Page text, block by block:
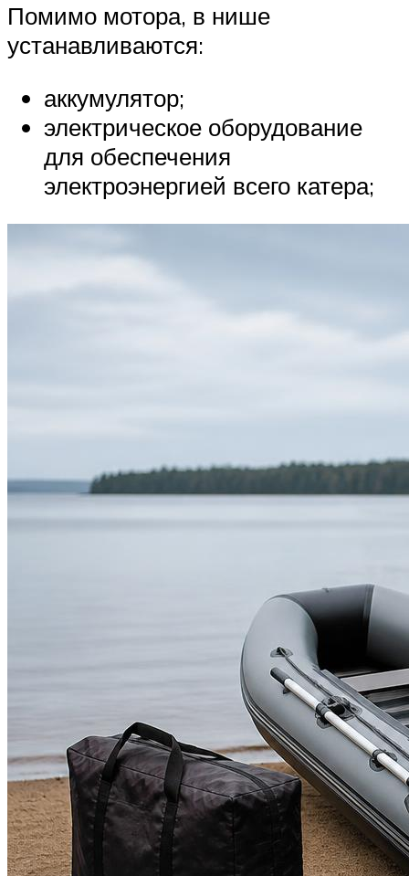
Помимо мотора, в нише
устанавливаются:
аккумулятор;
электрическое оборудование
для обеспечения
электроэнергией всего катера;